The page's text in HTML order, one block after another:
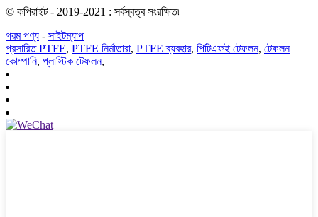
© কপিরাইট - 2019-2021 : সর্বস্বত্ব সংরক্ষিত৷
গরম পণ্য - সাইটম্যাপ
প্রসারিত PTFE, PTFE নির্মাতারা, PTFE ব্যবহার, পিটিএফই টেফলন, টেফলন
কোম্পানি, প্লাস্টিক টেফলন,